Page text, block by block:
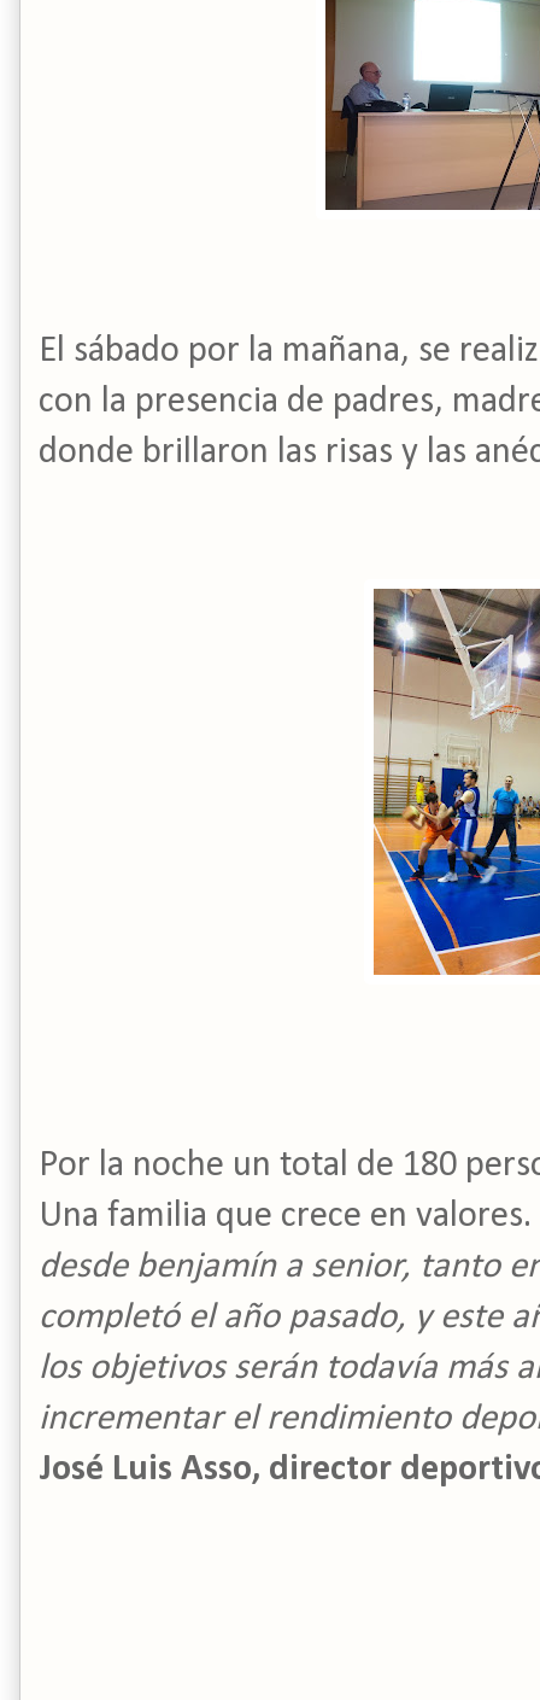
El sábado por la mañana, se
con la presencia de padres,
donde brillaron las risas y las
Por la noche un total de 180
Una familia que crece en
desde benjamín a senior, tanto
completó el año pasado, y este
los objetivos serán todavía más
incrementar el rendimiento
José Luis Asso, director